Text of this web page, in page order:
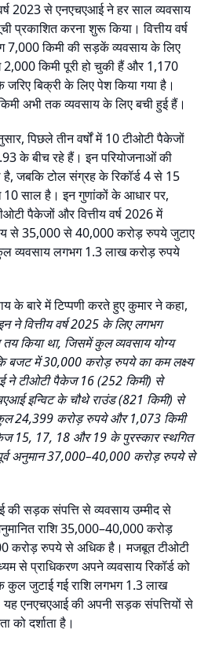
2023 से एनएचएआई ने हर साल व्यवसाय
प्रकाशित करना शुरू किया। वित्तीय वर्ष
किमी की सड़कें व्यवसाय के लिए
किमी पूरी हो चुकी हैं और 1,170
बिक्री के लिए पेश किया गया है।
अभी तक व्यवसाय के लिए बची हुई हैं।
पिछले तीन वर्षों में 10 टीओटी पैकेजों
के बीच रहे हैं। इन परियोजनाओं की
जबकि टोल संग्रह के रिकॉर्ड 4 से 15
साल है। इन गुणांकों के आधार पर,
पैकेजों और वित्तीय वर्ष 2026 में
से 35,000 से 40,000 करोड़ रुपये जुटाए
लगभग 1.3 लाख करोड़ रुपये
के बारे में टिप्पणी करते हुए कुमार ने कहा,
ने वित्तीय वर्ष 2025 के लिए लगभग
किया था, जिसमें कुल व्यवसाय योग्य
बजट में 30,000 करोड़ रुपये का कम लक्ष्य
ने टीओटी पैकेज 16 (252 किमी) से
इन्विट के चौथे राउंड (821 किमी) से
24,399 करोड़ रुपये और 1,073 किमी
15, 17, 18 और 19 के पुरस्कार स्थगित
अनुमान 37,000–40,000 करोड़ रुपये से
की सड़क संपत्ति से व्यवसाय उम्मीद से
राशि 35,000–40,000 करोड़
करोड़ रुपये से अधिक है। मजबूत टीओटी
से प्राधिकरण अपने व्यवसाय रिकॉर्ड को
जुटाई गई राशि लगभग 1.3 लाख
एनएचएआई की अपनी सड़क संपत्तियों से
को दर्शाता है।